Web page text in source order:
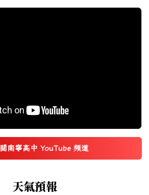
南寧高中 YouTube 頻道
(另開新視窗)
天氣預報